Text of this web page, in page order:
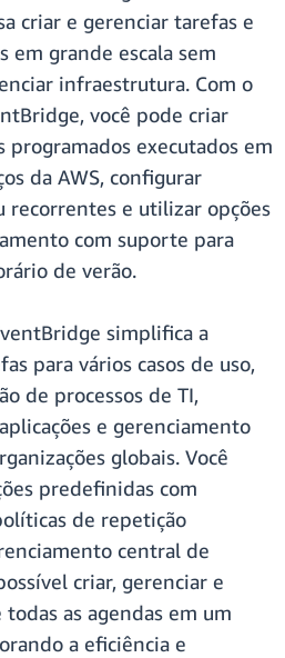
criar e gerenciar tarefas e
em grande escala sem
infraestrutura. Com o
você pode criar
programados executados em
da AWS, configurar
recorrentes e utilizar opções
com suporte para
de verão.
simplifica a
para vários casos de uso,
de processos de TI,
e gerenciamento
globais. Você
predefinidas com
de repetição
central de
criar, gerenciar e
as agendas em um
a eficiência e